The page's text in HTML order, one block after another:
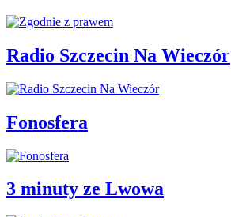
Radio Szczecin Na Wieczór
Fonosfera
3 minuty ze Lwowa